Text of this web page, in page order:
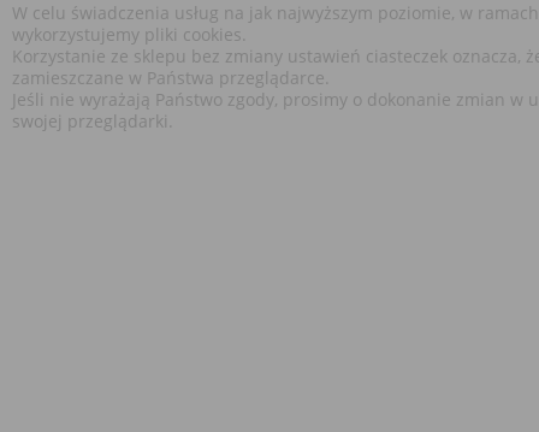
W celu świadczenia usług na jak najwyższym poziomie, w
wykorzystujemy pliki cookies.
Korzystanie ze sklepu bez zmiany ustawień ciasteczek oznacza,
zamieszczane w Państwa przeglądarce.
Jeśli nie wyrażają Państwo zgody, prosimy o dokonanie zmian w
swojej przeglądarki.